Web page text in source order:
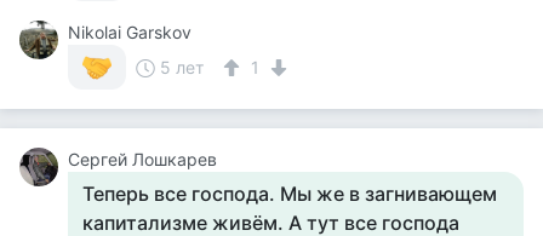
Nikolai Garskov
5 лет
1
Сергей Лошкарев
Теперь все господа. Мы же в загнивающем
капитализме живём. А тут все господа